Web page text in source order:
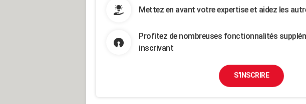
Mettez en avant votre expertise et aidez les
Profitez de nombreuses fonctionnalités
inscrivant
S'INSCRIRE